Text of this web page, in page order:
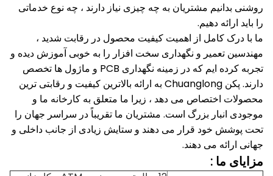
روشنی بدانیم مشتریان به چه چیزی نیاز دارند ، چه نوع خدماتی
را باید ارائه دهیم.
ما با درک کامل از اهمیت کیفیت محصول در رقابت شدید ،
مهندسین تعمیر و نگهداری سخت افزار را به خوبی آموزش دیده و
تجربه کرده ایم که در زمینه نگهداری PCB و ماژول ها تخصص
دارند.
پکن Chuanglong به ارائه بالاترین کیفیت و رقابتی ترین
محصولات اختصاص می دهد ، زیرا ما متعلق به کارخانه ما و
موجودی انبار بزرگ است. مشتریان ما تقریباً در سراسر جهان را
تحت پوشش خود قرار می دهند و ستایش زیادی از جانب داخلی و
جهانی ارائه می دهند.
مزایای ما :